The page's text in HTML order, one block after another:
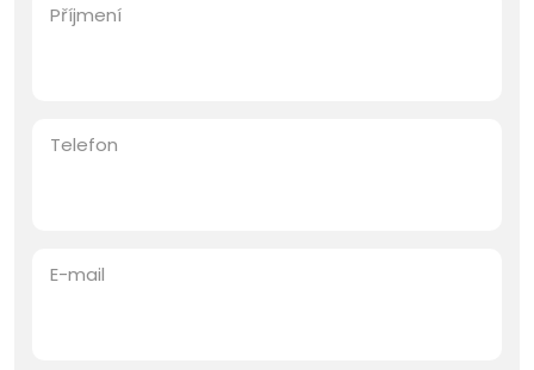
Příjmení
Telefon
E-mail